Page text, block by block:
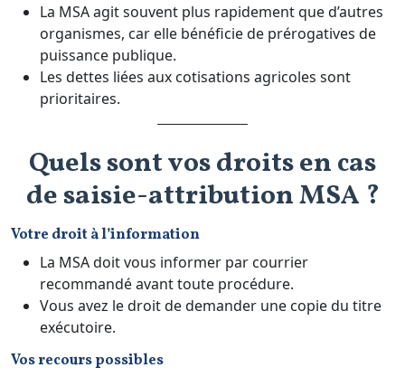
La MSA agit souvent plus rapidement que d’autres
organismes, car elle bénéficie de prérogatives de
puissance publique.
Les dettes liées aux cotisations agricoles sont
prioritaires.
Quels sont vos droits en cas
de saisie-attribution MSA ?
Votre droit à l’information
La MSA doit vous informer par courrier
recommandé avant toute procédure.
Vous avez le droit de demander une copie du titre
exécutoire.
Vos recours possibles